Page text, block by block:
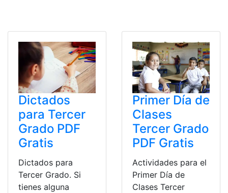
Dictados
para Tercer
Grado PDF
Gratis
Dictados para
Tercer Grado. Si
tienes alguna
Primer Día de
Clases
Tercer Grado
PDF Gratis
Actividades para el
Primer Día de
Clases Tercer